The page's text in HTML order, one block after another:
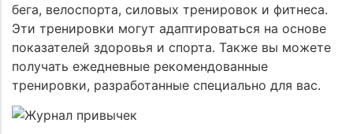
бега, велоспорта, силовых тренировок и фитнеса.
Эти тренировки могут адаптироваться на основе
показателей здоровья и спорта. Также вы можете
получать ежедневные рекомендованные
тренировки, разработанные специально для вас.